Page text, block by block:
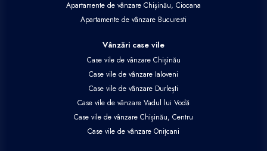
Apartamente de vânzare Chișinău, Ciocana
Apartamente de vânzare Bucuresti
Vânzări case vile
Case vile de vânzare Chișinău
Case vile de vânzare Ialoveni
Case vile de vânzare Durlești
Case vile de vânzare Vadul lui Vodă
Case vile de vânzare Chișinău, Centru
Case vile de vânzare Onițcani